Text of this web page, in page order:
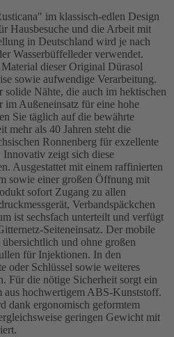
im klassisch-edlen Design
Hausbesuche und die Arbeit mit
in Deutschland wird je nach
Wasserbüffelleder verwendet.
dieser Original Dürasol
sowie aufwendige Verarbeitung.
solide Nähte, die auch im hektischen
Außeneinsatz für eine hohe
Sie täglich auf die bewährte
mehr als 40 Jahren steht die
Ronnenberg für exzellente
zeigt sich diese
Ausgestattet mit einem raffinierten
sowie einer großen Öffnung mit
sofort Zugang zu allen
Verbandspäckchen
ist sechsfach unterteilt und verfügt
Seiteneinsatz. Der mobile
und ohne großen
für Injektionen. In den
oder Schlüssel sowie weiteres
Für die nötige Sicherheit sorgt ein
aus hochwertigem ABS-Kunststoff.
dank ergonomisch geformtem
geringen Gewicht mit